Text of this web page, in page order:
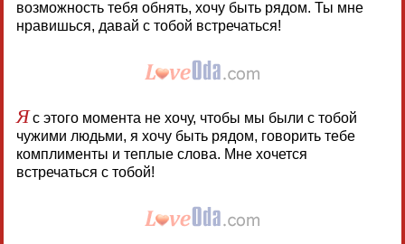
возможность тебя обнять, хочу быть рядом. Ты мне
нравишься, давай с тобой встречаться!
Яс этого момента не хочу, чтобы мы были с тобой
чужими людьми, я хочу быть рядом, говорить тебе
комплименты и теплые слова. Мне хочется
встречаться с тобой!